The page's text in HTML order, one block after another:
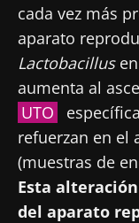
cada vez más
aparato
Lactobacillusen
aumenta al
UTO
refuerzan en el
(muestras de
Esta
del aparato